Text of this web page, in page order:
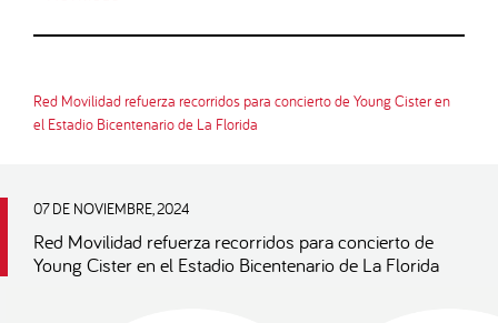
Red Movilidad refuerza recorridos para concierto de Young Cister en
el Estadio Bicentenario de La Florida
07 DE NOVIEMBRE, 2024
Red Movilidad refuerza recorridos para concierto de
Young Cister en el Estadio Bicentenario de La Florida